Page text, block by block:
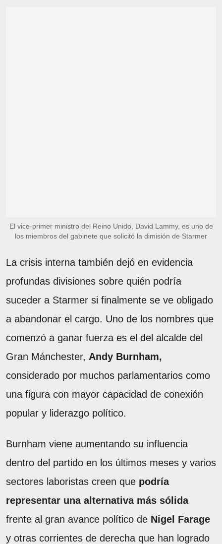
El vice-primer ministro del Reino Unido, David Lammy, es uno de
los miembros del gabinete que solicitó la dimisión de Starmer
La crisis interna también dejó en evidencia
profundas divisiones sobre quién podría
suceder a Starmer si finalmente se ve obligado
a abandonar el cargo. Uno de los nombres que
comenzó a ganar fuerza es el del alcalde del
Gran Mánchester, Andy Burnham,
considerado por muchos parlamentarios como
una figura con mayor capacidad de conexión
popular y liderazgo político.
Burnham viene aumentando su influencia
dentro del partido en los últimos meses y varios
sectores laboristas creen que podría
representar una alternativa más sólida
frente al gran avance político de Nigel Farage
y otras corrientes de derecha que han logrado